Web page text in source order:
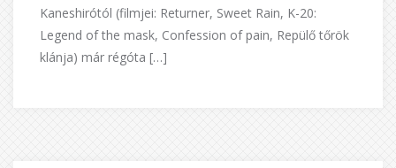
Kaneshirótól (filmjei: Returner, Sweet Rain, K-20:
Legend of the mask, Confession of pain, Repülő tőrök
klánja) már régóta […]